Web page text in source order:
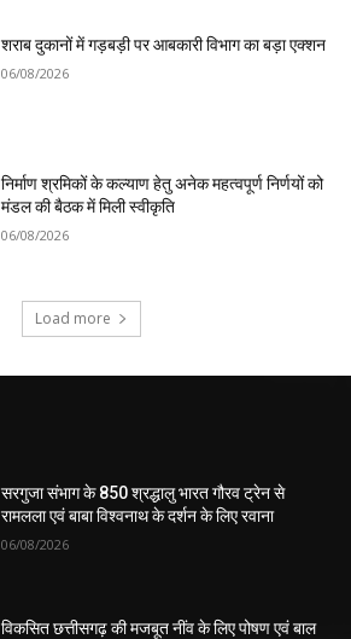
शराब दुकानों में गड़बड़ी पर आबकारी विभाग का बड़ा एक्शन
06/08/2026
निर्माण श्रमिकों के कल्याण हेतु अनेक महत्वपूर्ण निर्णयों को
मंडल की बैठक में मिली स्वीकृति
06/08/2026
Load more
सरगुजा संभाग के 850 श्रद्धालु भारत गौरव ट्रेन से
रामलला एवं बाबा विश्वनाथ के दर्शन के लिए रवाना
06/08/2026
विकसित छत्तीसगढ़ की मजबूत नींव के लिए पोषण एवं बाल